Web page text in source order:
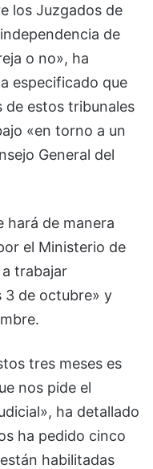
los Juzgados de
de
o no», ha
especificado que
de estos tribunales
«en torno a un
General del
hará de manera
el Ministerio de
trabajar
3 de octubre» y
tres meses es
nos pide el
ha detallado
ha pedido cinco
habilitadas